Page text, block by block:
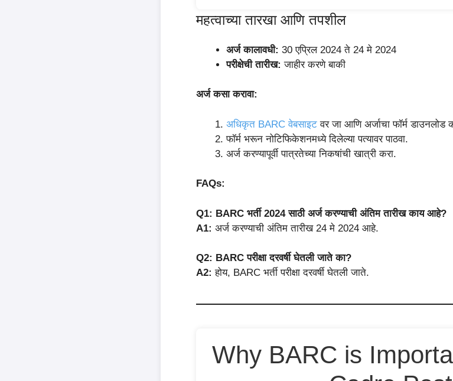
महत्वाच्या तारखा आणि तपशील
अर्ज कालावधी: 30 एप्रिल 2024 ते 24 मे 2024
परीक्षेची तारीख: जाहीर करणे बाकी
अर्ज कसा करावा:
अधिकृत BARC वेबसाइट वर जा आणि अर्जाचा फॉर्म डाउनलोड
फॉर्म भरून नोटिफिकेशनमध्ये दिलेल्या पत्यावर पाठवा.
अर्ज करण्यापूर्वी पात्रतेच्या निकषांची खात्री करा.
FAQs:
Q1: BARC भर्ती 2024 साठी अर्ज करण्याची अंतिम तारीख काय आहे?
A1: अर्ज करण्याची अंतिम तारीख 24 मे 2024 आहे.
Q2: BARC परीक्षा दरवर्षी घेतली जाते का?
A2: होय, BARC भर्ती परीक्षा दरवर्षी घेतली जाते.
Why BARC is